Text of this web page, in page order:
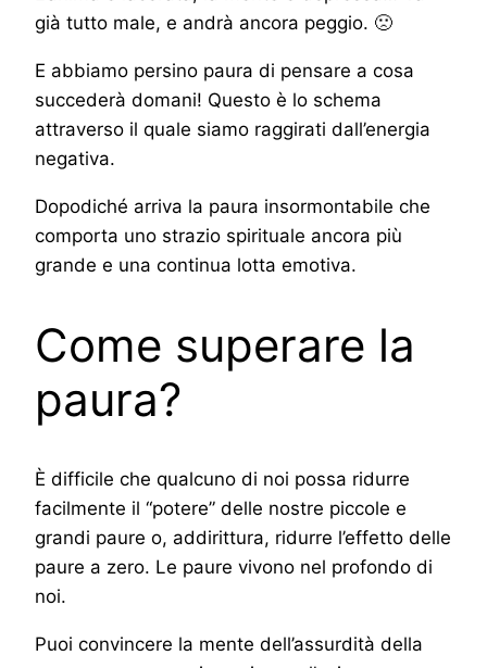
già tutto male, e andrà ancora peggio. 🙁
E abbiamo persino paura di pensare a cosa
succederà domani! Questo è lo schema
attraverso il quale siamo raggirati dall’energia
negativa.
Dopodiché arriva la paura insormontabile che
comporta uno strazio spirituale ancora più
grande e una continua lotta emotiva.
Come superare la
paura?
È difficile che qualcuno di noi possa ridurre
facilmente il “potere” delle nostre piccole e
grandi paure o, addirittura, ridurre l’effetto delle
paure a zero. Le paure vivono nel profondo di
noi.
Puoi convincere la mente dell’assurdità della